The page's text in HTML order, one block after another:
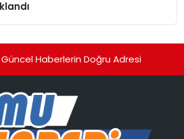
Haberlerin Doğru Adresi